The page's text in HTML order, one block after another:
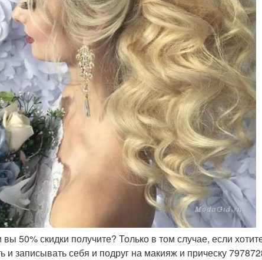
50% скидки получите? Только в том случае, если
и записывать себя и подруг на макияж и прическу